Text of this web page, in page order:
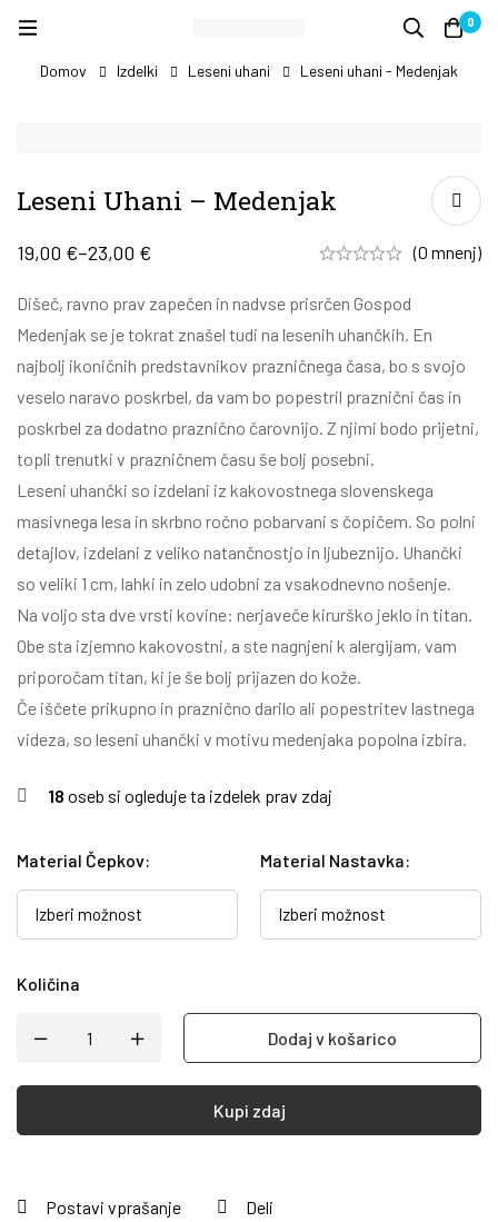
0
Domov Izdelki Leseni uhani Leseni uhani - Medenjak
Leseni Uhani – Medenjak
19,00 €–23,00 € (0 mnenj)
Dišeč, ravno prav zapečen in nadvse prisrčen Gospod
Medenjak se je tokrat znašel tudi na lesenih uhančkih. En
najbolj ikoničnih predstavnikov prazničnega časa, bo s svojo
veselo naravo poskrbel, da vam bo popestril praznični čas in
poskrbel za dodatno praznično čarovnijo. Z njimi bodo prijetni,
topli trenutki v prazničnem času še bolj posebni.
Leseni uhančki so izdelani iz kakovostnega slovenskega
masivnega lesa in skrbno ročno pobarvani s čopičem. So polni
detajlov, izdelani z veliko natančnostjo in ljubeznijo. Uhančki
so veliki 1 cm, lahki in zelo udobni za vsakodnevno nošenje.
Na voljo sta dve vrsti kovine: nerjaveče kirurško jeklo in titan.
Obe sta izjemno kakovostni, a ste nagnjeni k alergijam, vam
priporočam titan, ki je še bolj prijazen do kože.
Če iščete prikupno in praznično darilo ali popestritev lastnega
videza, so leseni uhančki v motivu medenjaka popolna izbira.
18 oseb si ogleduje ta izdelek prav zdaj
Material Čepkov: Material Nastavka:
Količina
Dodaj v košarico
Kupi zdaj
Postavi vprašanje Deli